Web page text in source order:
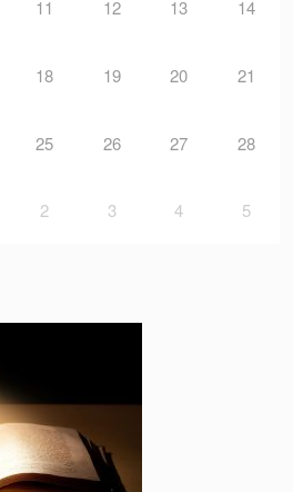
11 12 13 14
18 19 20 21
25 26 27 28
2 3 4 5